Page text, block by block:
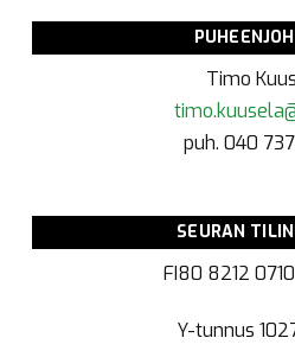
Timo
puh. 040
SEURAN
FI80 8212
Y-tunnus